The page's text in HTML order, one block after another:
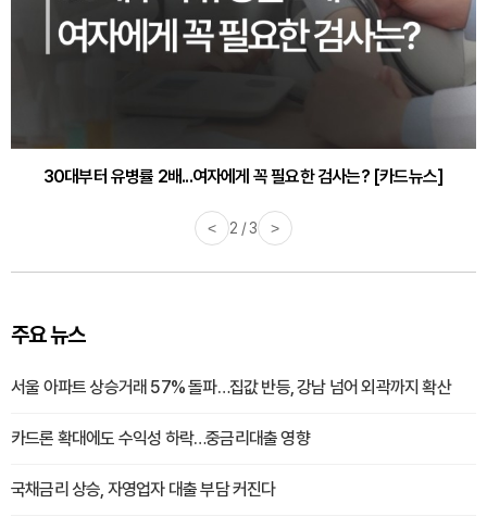
30대부터 유병률 2배...여자에게 꼭 필요한 검사는? [카드뉴스]
감기·독감 예방하고 면역력 높이는 4가지 영양제 [카드뉴스]
< 2 / 3 >
주요 뉴스
서울 아파트 상승거래 57% 돌파…집값 반등, 강남 넘어 외곽까지 확산
카드론 확대에도 수익성 하락…중금리대출 영향
국채금리 상승, 자영업자 대출 부담 커진다